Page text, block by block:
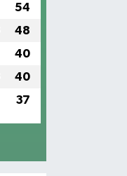
54
48
40
40
37